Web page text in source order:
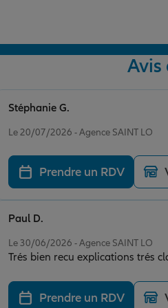
Avis
Le 20/07/2026 - Agence SAINT LO
Stéphanie G.
Prendre un RDV
Le 30/06/2026 - Agence SAINT LO
Trés bien recu explications trés
Paul D.
Prendre un RDV